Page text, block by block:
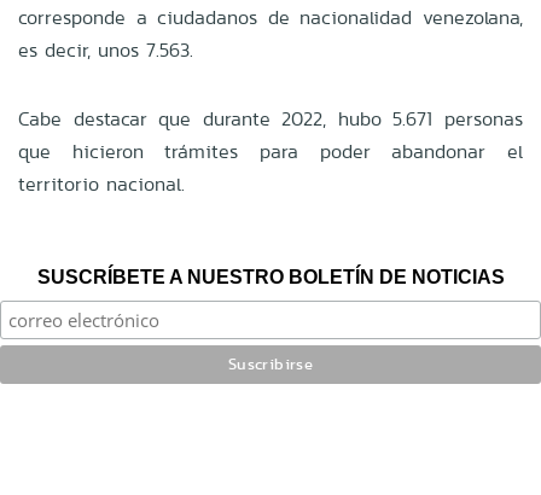
corresponde a ciudadanos de nacionalidad venezolana,
es decir, unos 7.563.
Cabe destacar que durante 2022, hubo 5.671 personas
que hicieron trámites para poder abandonar el
territorio nacional.
SUSCRÍBETE A NUESTRO BOLETÍN DE NOTICIAS